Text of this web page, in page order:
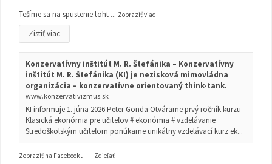
Tešíme sa na spustenie toht ... Zobraziť viac
Zistiť viac
Konzervatívny inštitút M. R. Štefánika – Konzervatívny
inštitút M. R. Štefánika (KI) je nezisková mimovládna
organizácia – konzervatívne orientovaný think-tank.
www.konzervativizmus.sk
KI informuje 1. júna 2026 Peter Gonda Otvárame prvý ročník kurzu
Klasická ekonómia pre učiteľov # ekonómia # vzdelávanie
Stredoškolským učiteľom ponúkame unikátny vzdelávací kurz ek...
Zobraziť na Facebooku · Zdieľať